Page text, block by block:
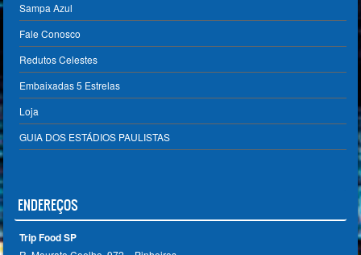
Sampa Azul
Fale Conosco
Redutos Celestes
Embaixadas 5 Estrelas
Loja
GUIA DOS ESTÁDIOS PAULISTAS
ENDEREÇOS
Trip Food SP